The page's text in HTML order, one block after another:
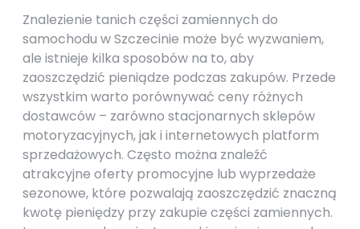
Znalezienie tanich części zamiennych do
samochodu w Szczecinie może być wyzwaniem,
ale istnieje kilka sposobów na to, aby
zaoszczędzić pieniądze podczas zakupów. Przede
wszystkim warto porównywać ceny różnych
dostawców – zarówno stacjonarnych sklepów
motoryzacyjnych, jak i internetowych platform
sprzedażowych. Często można znaleźć
atrakcyjne oferty promocyjne lub wyprzedaże
sezonowe, które pozwalają zaoszczędzić znaczną
kwotę pieniędzy przy zakupie części zamiennych.